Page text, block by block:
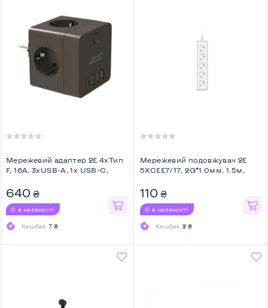
Мережевий адаптер 2E 4xТип
F, 16A, 3xUSB-A, 1x USB-C,
640 ₴
Є в наявності
Кешбек 7 ₴
Мережевий подовжувач 2E
5XCEE7/17, 2G*1.0мм, 1.5м,
110 ₴
Є в наявності
Кешбек 2 ₴